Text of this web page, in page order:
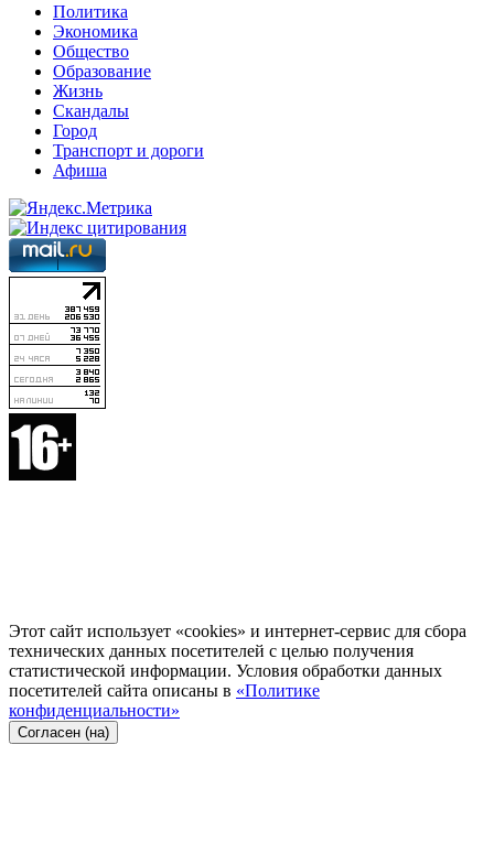
Политика
Экономика
Общество
Образование
Жизнь
Скандалы
Город
Транспорт и дороги
Афиша
Этот сайт использует «cookies» и интернет-сервис для сбора
технических данных посетителей с целью получения
статистической информации. Условия обработки данных
посетителей сайта описаны в «Политике
конфиденциальности»
Согласен (на)